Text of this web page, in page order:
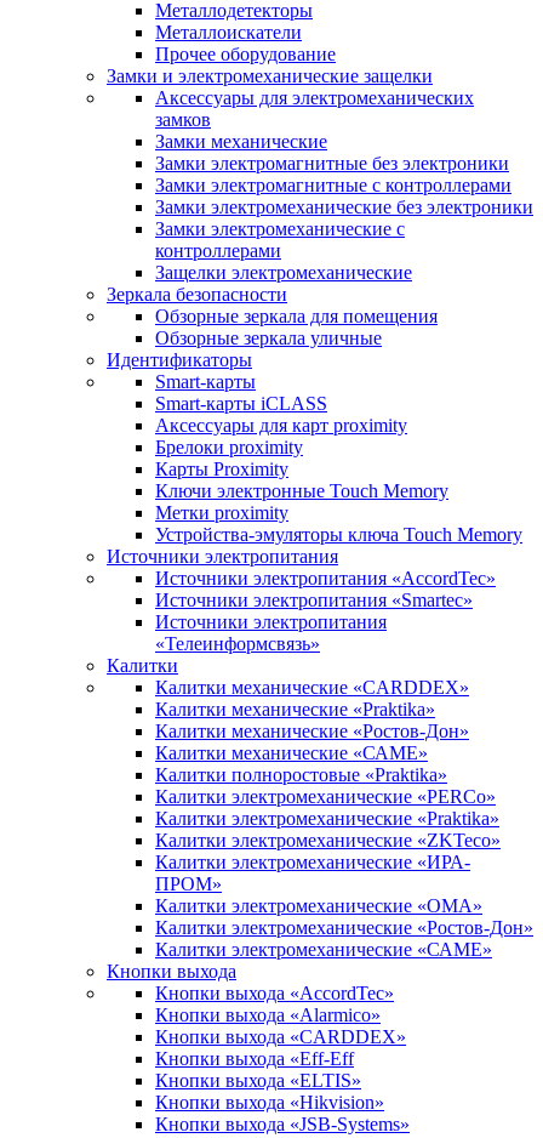
Металлодетекторы
Металлоискатели
Прочее оборудование
Замки и электромеханические защелки
Аксессуары для электромеханических
замков
Замки механические
Замки электромагнитные без электроники
Замки электромагнитные с контроллерами
Замки электромеханические без электроники
Замки электромеханические с
контроллерами
Защелки электромеханические
Зеркала безопасности
Обзорные зеркала для помещения
Обзорные зеркала уличные
Идентификаторы
Smart-карты
Smart-карты iCLASS
Аксессуары для карт proximitу
Брелоки proximity
Карты Proximity
Ключи электронные Touch Memory
Метки proximity
Устройства-эмуляторы ключа Touch Memory
Источники электропитания
Источники электропитания «AccordTec»
Источники электропитания «Smartec»
Источники электропитания
«Телеинформсвязь»
Калитки
Калитки механические «CARDDEX»
Калитки механические «Praktika»
Калитки механические «Ростов-Дон»
Калитки механические «САМЕ»
Калитки полноростовые «Praktika»
Калитки электромеханические «PERCo»
Калитки электромеханические «Praktika»
Калитки электромеханические «ZKTeco»
Калитки электромеханические «ИРА-
ПРОМ»
Калитки электромеханические «ОМА»
Калитки электромеханические «Ростов-Дон»
Калитки электромеханические «САМЕ»
Кнопки выхода
Кнопки выхода «AccordTec»
Кнопки выхода «Alarmico»
Кнопки выхода «CARDDEX»
Кнопки выхода «Eff-Eff
Кнопки выхода «ELTIS»
Кнопки выхода «Hikvision»
Кнопки выхода «JSB-Systems»